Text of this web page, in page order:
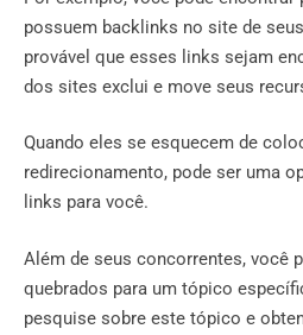
possuem backlinks no site de
provável que esses links sejam
dos sites exclui e move seus
Quando eles se esquecem de
redirecionamento, pode ser uma
links para você.
Além de seus concorrentes, você
quebrados para um tópico
pesquise sobre este tópico e